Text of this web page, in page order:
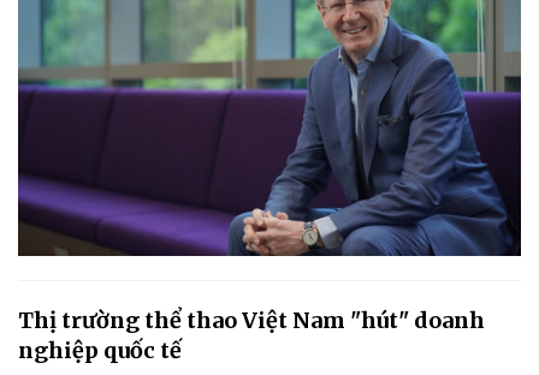
Thị trường thể thao Việt Nam "hút" doanh
nghiệp quốc tế